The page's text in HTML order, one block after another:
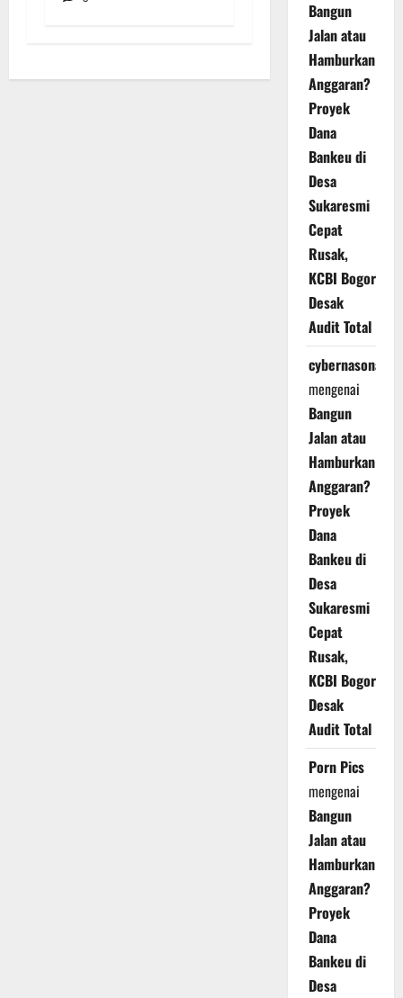
Bangun
Jalan atau
Hamburkan
Anggaran?
Proyek
Dana
Bankeu di
Desa
Sukaresmi
Cepat
Rusak,
KCBI Bogor
Desak
Audit Total
cybernasonal
mengenai
Bangun
Jalan atau
Hamburkan
Anggaran?
Proyek
Dana
Bankeu di
Desa
Sukaresmi
Cepat
Rusak,
KCBI Bogor
Desak
Audit Total
Porn Pics
mengenai
Bangun
Jalan atau
Hamburkan
Anggaran?
Proyek
Dana
Bankeu di
Desa